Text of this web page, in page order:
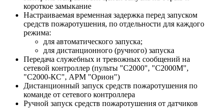
короткое замыкание
Настраиваемая временная задержка перед запуском
средств пожаротушения, по отдельности для каждого
режима:
для автоматического запуска;
для дистанционного (ручного) запуска
Передача служебных и тревожных сообщений на
сетевой контроллер (пульты "С2000", "С2000М",
"С2000-КС", АРМ "Орион")
Дистанционный запуск средств пожаротушения по
команде от сетевого контроллера
Ручной запуск средств пожаротушения от датчиков